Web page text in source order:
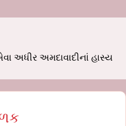
અધીર અમદાવાદીનાં હાસ્ય